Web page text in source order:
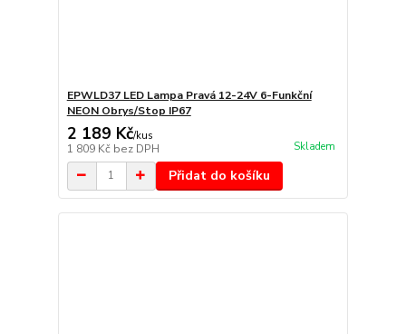
EPWLD37 LED Lampa Pravá 12-24V 6-Funkční
NEON Obrys/Stop IP67
2 189 Kč/kus
1 809 Kč bez DPH Skladem
Přidat do košíku